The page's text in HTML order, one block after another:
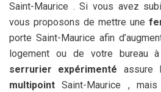
Saint-Maurice . Si vous avez
vous proposons de mettre une
porte Saint-Maurice afin
logement ou de votre bureau
serrurier expérimenté assure
multipoint Saint-Maurice ,